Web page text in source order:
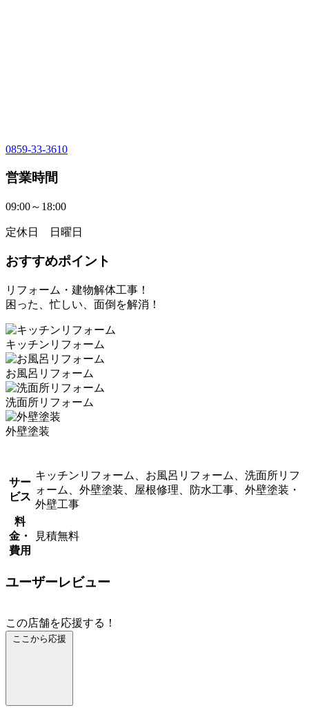
0859-33-3610
営業時間
09:00～18:00
定休日 日曜日
おすすめポイント
リフォーム・建物解体工事！
困った、忙しい、面倒を解消！
キッチンリフォーム
お風呂リフォーム
洗面所リフォーム
外壁塗装
サー
ビス
キッチンリフォーム、お風呂リフォーム、洗面所リフ
ォーム、外壁塗装、屋根修理、防水工事、外壁塗装・
外壁工事
料
金・
費用
見積無料
ユーザーレビュー
この店舗を応援する！
ここから応援